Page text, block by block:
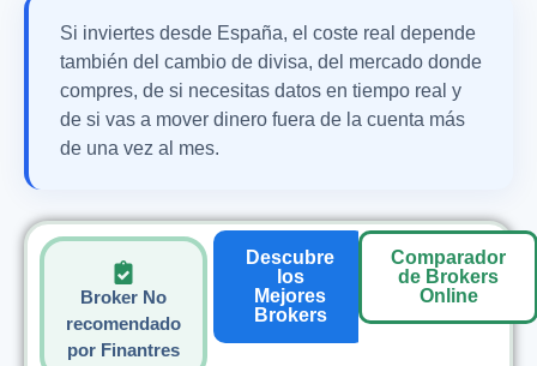
Si inviertes desde España, el coste real depende
también del cambio de divisa, del mercado donde
compres, de si necesitas datos en tiempo real y
de si vas a mover dinero fuera de la cuenta más
de una vez al mes.
Broker No
recomendado
por Finantres
Descubre
los
Mejores
Brokers
Comparador
de Brokers
Online